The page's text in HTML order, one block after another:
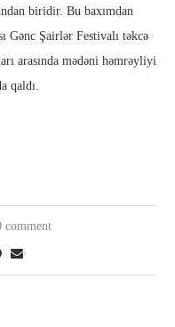
biridir. Bu baxımdan
Gənc Şairlər Festivalı təkcə
arasında mədəni həmrəyliyi
qaldı.
comment